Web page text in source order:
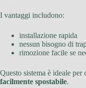
I vantaggi includono:
installazione rapida
nessun bisogno di
rimozione facile se
Questo sistema è ideale
facilmente spostabile.